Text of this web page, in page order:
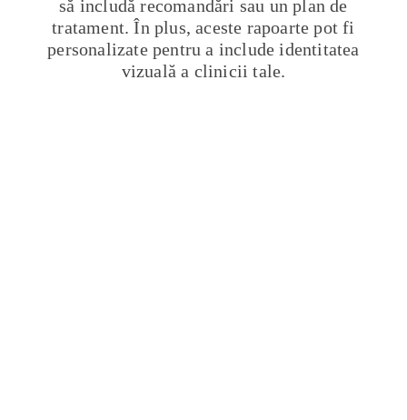
să includă recomandări sau un plan de
tratament. În plus, aceste rapoarte pot fi
personalizate pentru a include identitatea
vizuală a clinicii tale.